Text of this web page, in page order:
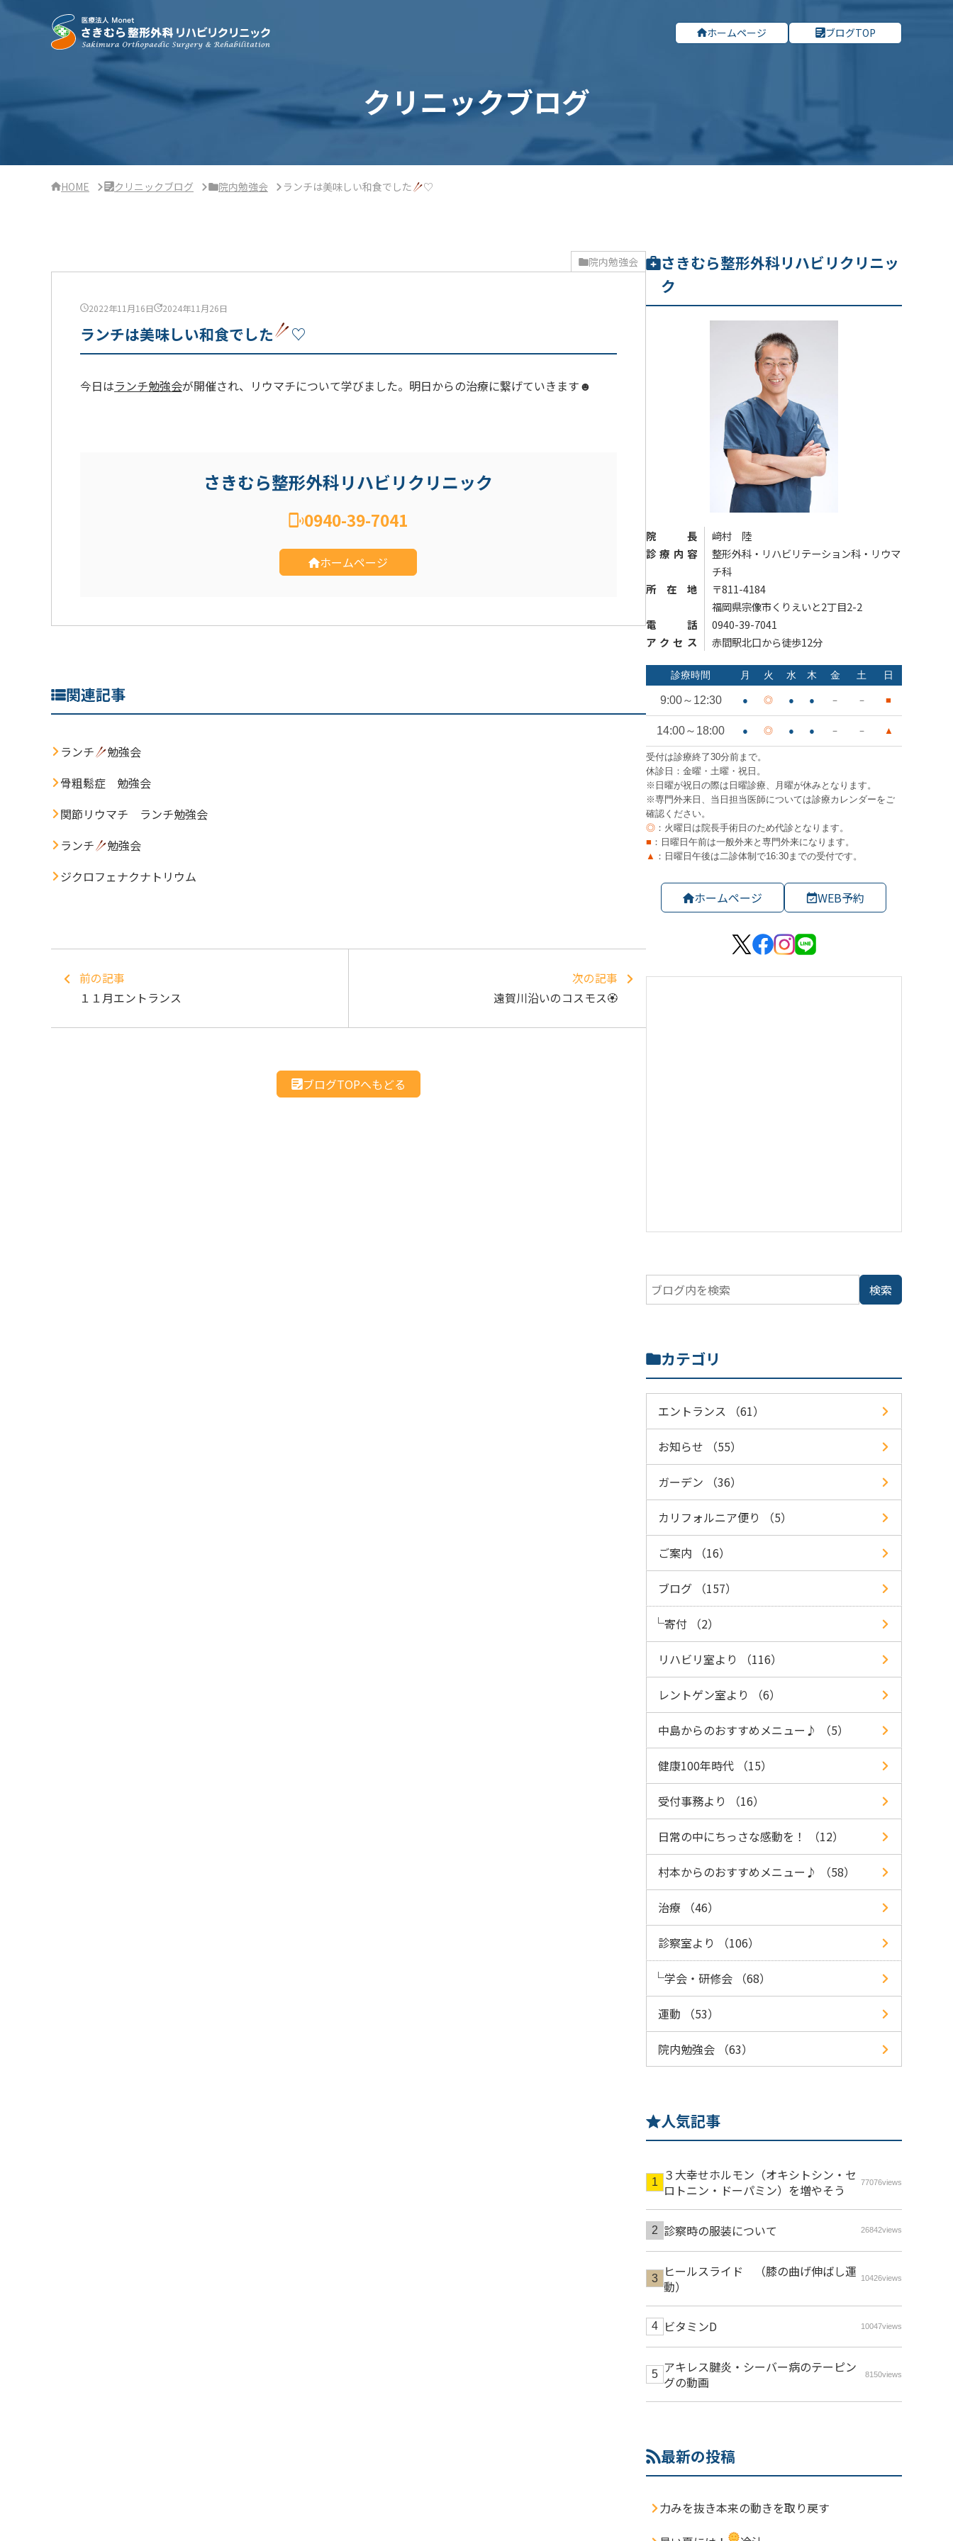
ホームページ ブログTOP
クリニックブログ
HOME クリニックブログ 院内勉強会 ランチは美味しい和食でした ♡
院内勉強会
2022年11月16日 2024年11月26日
ランチは美味しい和食でした ♡
今日はランチ勉強会が開催され、リウマチについて学びました。明日からの治療に繋げていきます☻
さきむら整形外科リハビリクリニック
0940-39-7041
ホームページ
関連記事
ランチ
勉強会
骨粗鬆症 勉強会
関節リウマチ ランチ勉強会
ランチ
勉強会
ジクロフェナクナトリウム
前の記事
１１月エントランス
次の記事
遠賀川沿いのコスモス🏵
ブログTOPへもどる
さきむら整形外科リハビリクリニッ
ク
院長
﨑村 陸
診療内容
整形外科・リハビリテーション科・リウマ
チ科
所在地
〒811-4184
福岡県宗像市くりえいと2丁目2-2
電話
0940-39-7041
アクセス
赤間駅北口から徒歩12分
ホームページ WEB予約
カテゴリ
エントランス （61）
お知らせ （55）
ガーデン （36）
カリフォルニア便り （5）
ご案内 （16）
ブログ （157）
寄付 （2）
リハビリ室より （116）
レントゲン室より （6）
中島からのおすすめメニュー♪ （5）
健康100年時代 （15）
受付事務より （16）
日常の中にちっさな感動を！ （12）
村本からのおすすめメニュー♪ （58）
治療 （46）
診察室より （106）
学会・研修会 （68）
運動 （53）
院内勉強会 （63）
人気記事
３大幸せホルモン（オキシトシン・セ
ロトニン・ドーパミン）を増やそう
77076views
診察時の服装について 26842views
ヒールスライド （膝の曲げ伸ばし運
動）
10426views
ビタミンD 10047views
アキレス腱炎・シーバー病のテーピン
グの動画
8150views
最新の投稿
力みを抜き本来の動きを取り戻す